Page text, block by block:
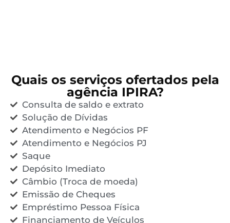
Quais os serviços ofertados pela
agência IPIRA?
Consulta de saldo e extrato
Solução de Dívidas
Atendimento e Negócios PF
Atendimento e Negócios PJ
Saque
Depósito Imediato
Câmbio (Troca de moeda)
Emissão de Cheques
Empréstimo Pessoa Física
Financiamento de Veículos